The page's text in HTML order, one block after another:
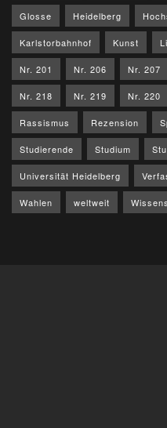
Glosse Heidelberg
Karlstorbahnhof Kunst
Nr. 201 Nr. 206 Nr. 207
Nr. 218 Nr. 219 Nr. 220
Rassismus Rezension
Studierende Studium
Universität Heidelberg
Wahlen weltweit